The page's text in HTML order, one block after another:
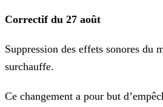
Correctif du 27 août
Suppression des effets sonores du
surchauffe.
Ce changement a pour but